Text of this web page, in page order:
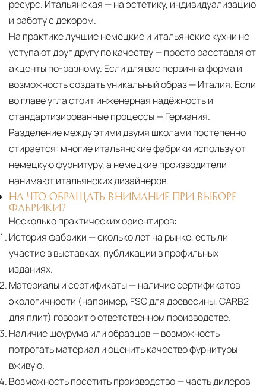
ресурс. Итальянская — на эстетику, индивидуализацию
и работу с декором.
На практике лучшие немецкие и итальянские кухни не
уступают друг другу по качеству — просто расставляют
акценты по-разному. Если для вас первична форма и
возможность создать уникальный образ — Италия. Если
во главе угла стоит инженерная надёжность и
стандартизированные процессы — Германия.
Разделение между этими двумя школами постепенно
стирается: многие итальянские фабрики используют
немецкую фурнитуру, а немецкие производители
нанимают итальянских дизайнеров.
НА ЧТО ОБРАЩАТЬ ВНИМАНИЕ ПРИ ВЫБОРЕ
ФАБРИКИ?
Несколько практических ориентиров:
История фабрики — сколько лет на рынке, есть ли
участие в выставках, публикации в профильных
изданиях.
Материалы и сертификаты— наличие сертификатов
экологичности (например, FSC для древесины, CARB2
для плит) говорит о ответственном производстве.
Наличие шоурума или образцов— возможность
потрогать материал и оценить качество фурнитуры
вживую.
Возможность посетить производство— часть дилеров